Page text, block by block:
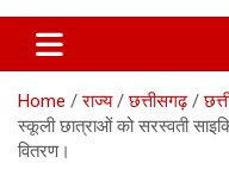
Home राज्य छत्तीसगढ़
स्कूली छात्राओं को सरस्वती
वितरण।